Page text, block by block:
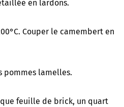
en lardons.
Couper le camembert en
pommes lamelles.
feuille de brick, un quart